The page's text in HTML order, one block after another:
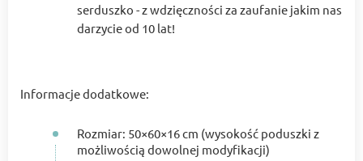
serduszko - z wdzięczności za zaufanie jakim nas
darzycie od 10 lat!
Informacje dodatkowe:
Rozmiar: 50×60×16 cm (wysokość poduszki z
możliwością dowolnej modyfikacji)